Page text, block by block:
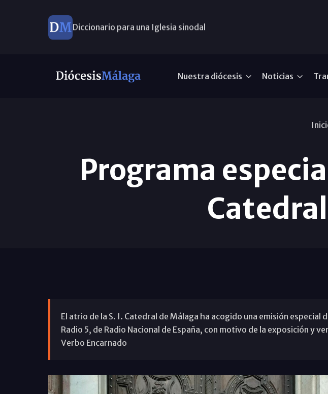
Diccionario para una Iglesia sinodal
Nuestra diócesis Noticias
Programa
El atrio de la S. I. Catedral de Málaga ha acogido una emisión especial
Radio 5, de Radio Nacional de España, con motivo de la exposición y
Verbo Encarnado